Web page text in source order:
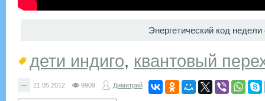
Энергетический код
дети индиго, квантовый
— 21.05.2012 9909 Димитрий